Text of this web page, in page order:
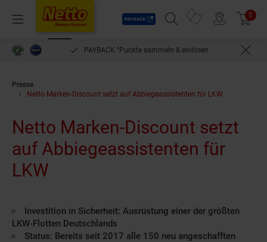
Menü
Payback
Suchfeld einblenden
Prospekte 0
PAYBACK °Punkte sammeln & einlösen
Presse
Netto Marken-Discount setzt auf Abbiegeassistenten für LKW
Netto Marken-Discount setzt
auf Abbiegeassistenten für
LKW
Investition in Sicherheit: Ausrüstung einer der größten
LKW-Flotten Deutschlands
Status: Bereits seit 2017 alle 150 neu angeschafften